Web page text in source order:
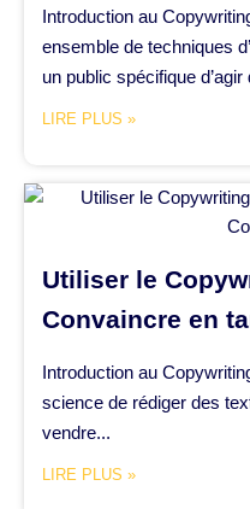
Introduction au
ensemble de techniques
un public spécifique d’agir
LIRE PLUS »
Utiliser le
Convaincre en
Introduction au
science de rédiger des
vendre...
LIRE PLUS »